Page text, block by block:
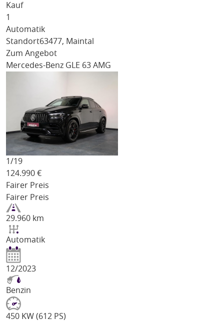
Kauf
1
Automatik
Standort63477, Maintal
Zum Angebot
Mercedes-Benz GLE 63 AMG
1/19
124.990 €
Fairer Preis
Fairer Preis
29.960 km
Automatik
12/2023
Benzin
450 KW (612 PS)